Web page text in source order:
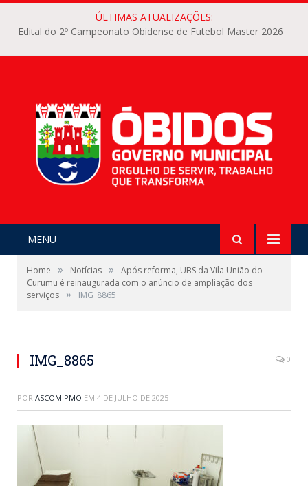
ÚLTIMAS ATUALIZAÇÕES:
Edital do 2º Campeonato Obidense de Futebol Master 2026
MENU
Home » Notícias »
Após reforma, UBS da Vila União do
Curumu é reinaugurada com o anúncio de ampliação dos
serviços » IMG_8865
IMG_8865 0
POR ASCOM PMO EM 4 DE JULHO DE 2025